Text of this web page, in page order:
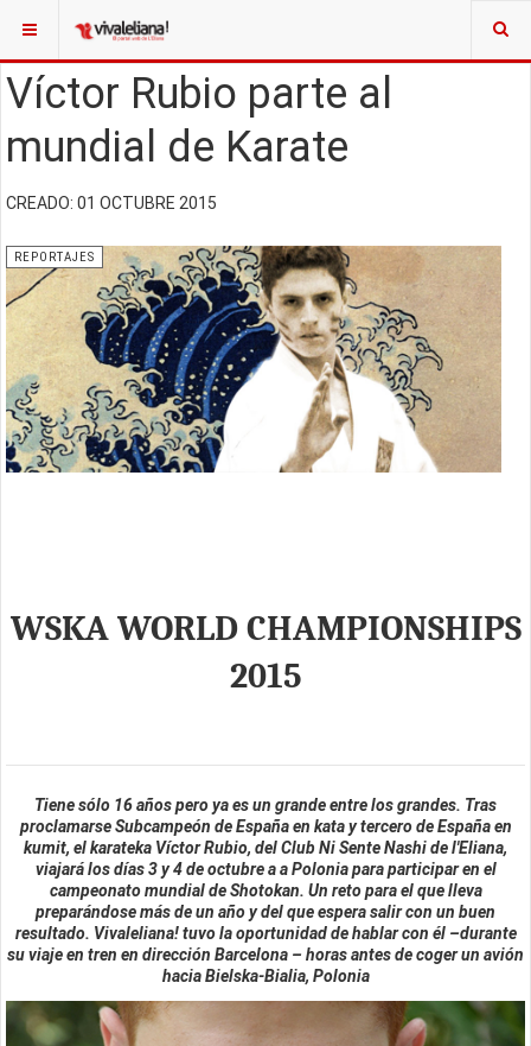
Víctor Rubio parte al
mundial de Karate
CREADO: 01 OCTUBRE 2015
REPORTAJES
WSKA WORLD CHAMPIONSHIPS
2015
Tiene sólo 16 años pero ya es un grande entre los grandes. Tras
proclamarse Subcampeón de España en kata y tercero de España en
kumit, el karateka Víctor Rubio, del Club Ni Sente Nashi de l'Eliana,
viajará los días 3 y 4 de octubre a a Polonia para participar en el
campeonato mundial de Shotokan. Un reto para el que lleva
preparándose más de un año y del que espera salir con un buen
resultado. Vivaleliana! tuvo la oportunidad de hablar con él –durante
su viaje en tren en dirección Barcelona – horas antes de coger un avión
hacia Bielska-Bialia, Polonia